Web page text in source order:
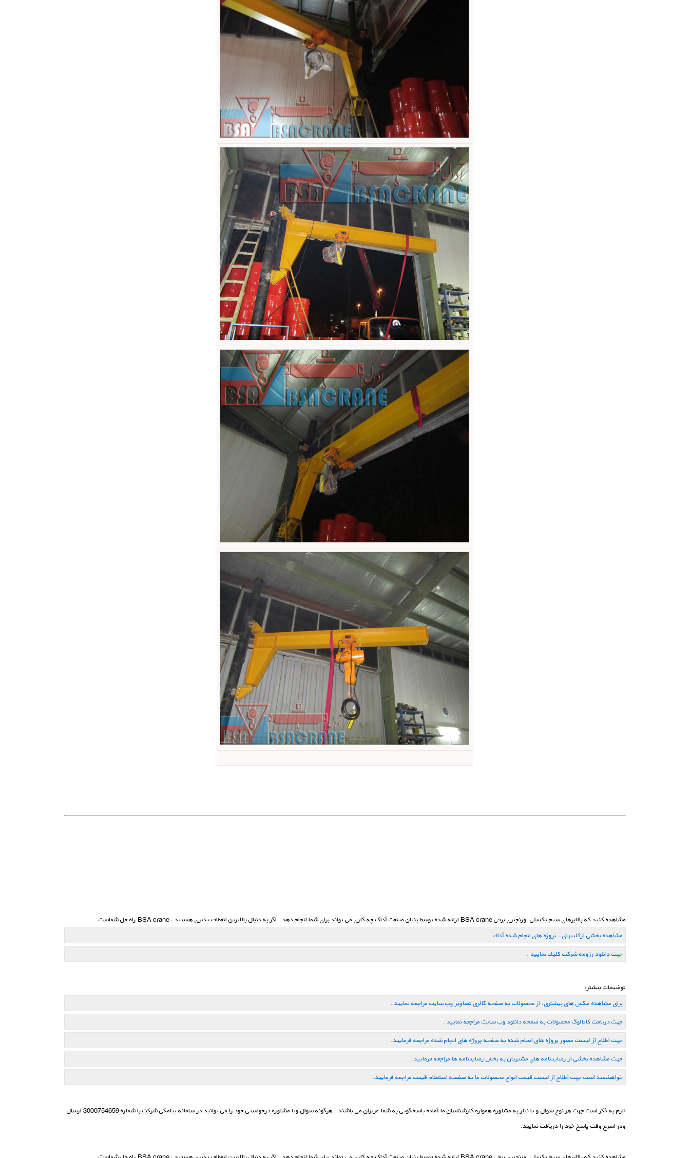
مشاهده کنید که بالابرهای سیم بکسلی وزنجیری برقی BSA crane ارائه شده توسط بنیان صنعت آداک چه کاری می تواند برای شما انجام دهد . اگر به دنبال بالاترین انعطاف پذیری هستید ، BSA crane راه حل شماست .
مشاهده بخشی ازكلیپهای- پروژه های انجام شده آداك
جهت دانلود رزومه شركت كلیك نمایید .
توضیحات بیشتر:
برای مشاهده عکس های بیشتری، از محصولات به صفحه گالری تصاویر وب سایت مراجعه نمایید .
جهت دریافت کاتالوگ محصولات به صفحه دانلود وب سایت مراجعه نمایید .
جهت اطلاع از لیست مصور پروژه های انجام شده به صفحه پروژه های انجام شده مراجعه فرمایید.
جهت مشاهده بخشی از رضایتنامه های مشتریان به بخش رضایتنامه ها مراجعه فرمایید.
خواهشمند است جهت اطلاع از لیست قیمت انواع محصولات ما به صفصه استعلام قیمت مراجعه فرمایید.
لازم به ذکر است جهت هر نوع سوال و یا نیاز به مشاوره همواره کارشناسان ما آماده پاسخگویی به شما عزیزان می باشند . هرگونه سوال ویا مشاوره درخواستی خود را می توانید در سامانه پیامكی شركت با شماره 3000754659 ارسال
ودر اسرع وقت پاسخ خود را دریافت نمایید.